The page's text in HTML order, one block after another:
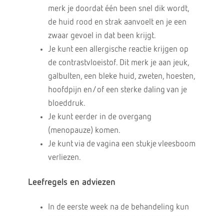
merk je doordat één been snel dik wordt,
de huid rood en strak aanvoelt en je een
zwaar gevoel in dat been krijgt.
Je kunt een allergische reactie krijgen op
de contrastvloeistof. Dit merk je aan jeuk,
galbulten, een bleke huid, zweten, hoesten,
hoofdpijn en/of een sterke daling van je
bloeddruk.
Je kunt eerder in de overgang
(menopauze) komen.
Je kunt via de vagina een stukje vleesboom
verliezen.
Leefregels en adviezen
In de eerste week na de behandeling kun